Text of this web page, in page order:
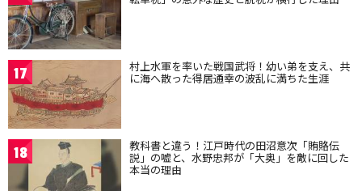
17 村上水軍を率いた戦国武将！幼い弟を支え、共
に海へ散った得居通幸の波乱に満ちた生涯
18 教科書と違う！江戸時代の田沼意次「賄賂伝
説」の嘘と、水野忠邦が「大奥」を敵に回した
本当の理由